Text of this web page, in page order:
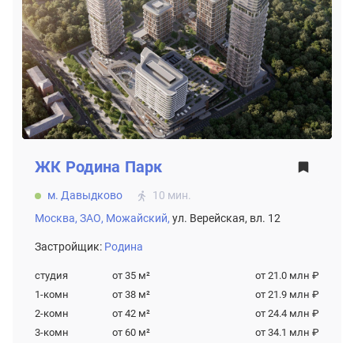
ЖК Родина Парк
м. Давыдково
10 мин.
Москва, ЗАО, Можайский, ул. Верейская, вл. 12
Застройщик: Родина
студия от 35 м²
от 21.0 млн ₽
1-комн
от 38 м²
от 21.9 млн ₽
2-комн
от 42 м²
от 24.4 млн ₽
3-комн
от 60 м² от 34.1 млн ₽